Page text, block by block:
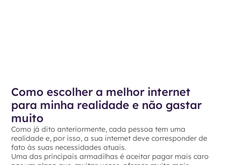
Como escolher a melhor internet
para minha realidade e não gastar
muito
Como já dito anteriormente, cada pessoa tem uma
realidade e, por isso, a sua internet deve corresponder de
fato às suas necessidades atuais.
Uma das principais armadilhas é aceitar pagar mais caro